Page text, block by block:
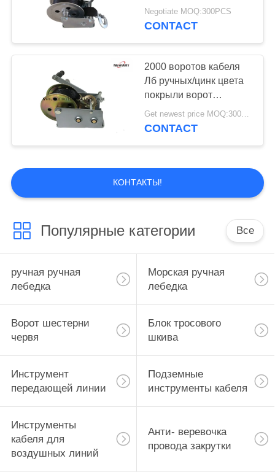
морской ручной 1600
Лб емкости
Negotiate MOQ:300PCS
CONTACT
2000 воротов кабеля
Лб ручных/цинк цвета
покрыли ворот
трейлера шлюпки с
ремнем
Get newest price MOQ:300PCS
CONTACT
КОНТАКТЫ!
Популярные категории Все
ручная ручная
лебедка
Морская ручная
лебедка
Ворот шестерни
червя
Блок тросового
шкива
Инструмент
передающей линии
Подземные
инструменты кабеля
Инструменты
кабеля для
воздушных линий
Анти- веревочка
провода закрутки